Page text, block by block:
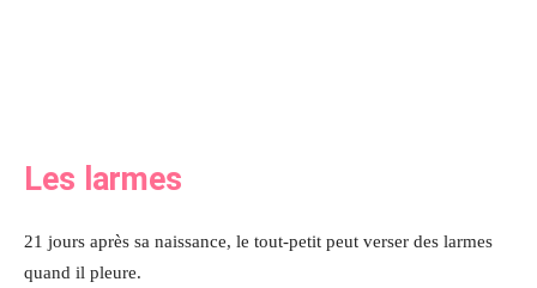
Les larmes
21 jours après sa naissance, le tout-petit peut verser des larmes
quand il pleure.